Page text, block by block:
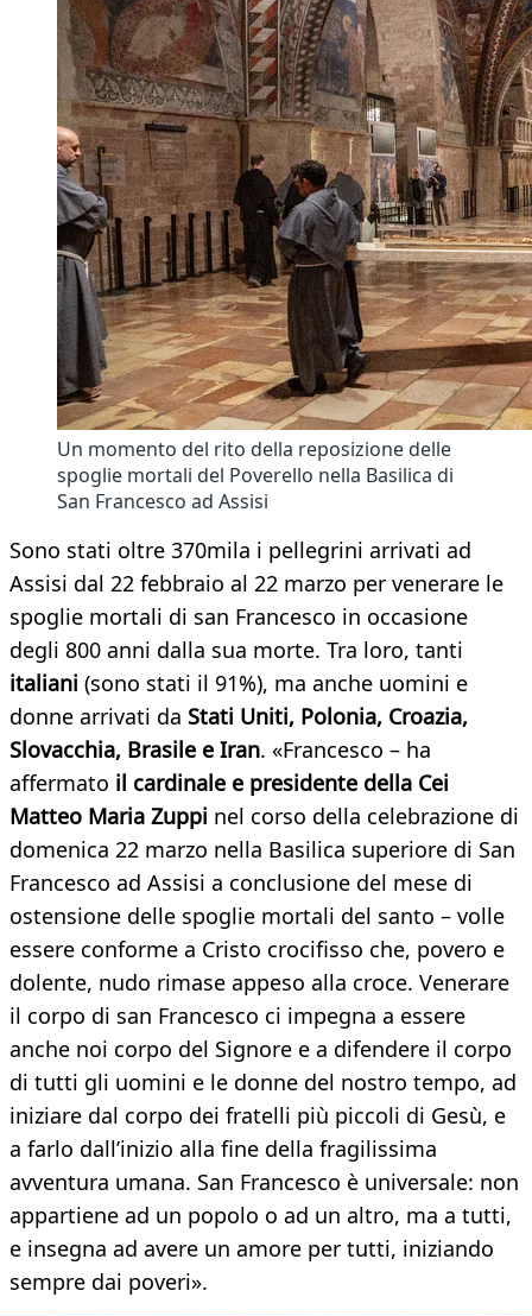
Un momento del rito della reposizione delle
spoglie mortali del Poverello nella Basilica di
San Francesco ad Assisi
Sono stati oltre 370mila i pellegrini arrivati ad
Assisi dal 22 febbraio al 22 marzo per venerare le
spoglie mortali di san Francesco in occasione
degli 800 anni dalla sua morte. Tra loro, tanti
italiani (sono stati il 91%), ma anche uomini e
donne arrivati da Stati Uniti, Polonia, Croazia,
Slovacchia, Brasile e Iran. «Francesco – ha
affermato il cardinale e presidente della Cei
Matteo Maria Zuppi nel corso della celebrazione di
domenica 22 marzo nella Basilica superiore di San
Francesco ad Assisi a conclusione del mese di
ostensione delle spoglie mortali del santo – volle
essere conforme a Cristo crocifisso che, povero e
dolente, nudo rimase appeso alla croce. Venerare
il corpo di san Francesco ci impegna a essere
anche noi corpo del Signore e a difendere il corpo
di tutti gli uomini e le donne del nostro tempo, ad
iniziare dal corpo dei fratelli più piccoli di Gesù, e
a farlo dall’inizio alla fine della fragilissima
avventura umana. San Francesco è universale: non
appartiene ad un popolo o ad un altro, ma a tutti,
e insegna ad avere un amore per tutti, iniziando
sempre dai poveri».